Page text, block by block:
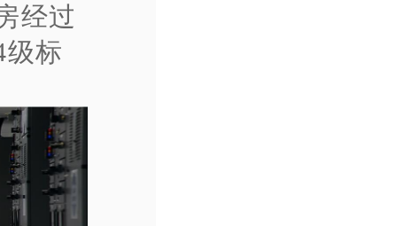
经过
标